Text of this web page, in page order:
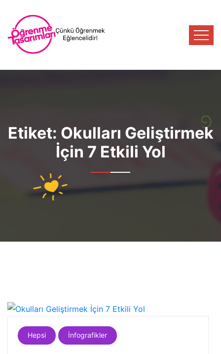
Etiket: Okulları Geliştirmek
İçin 7 Etkili Yol
Hepsi İnfografikler